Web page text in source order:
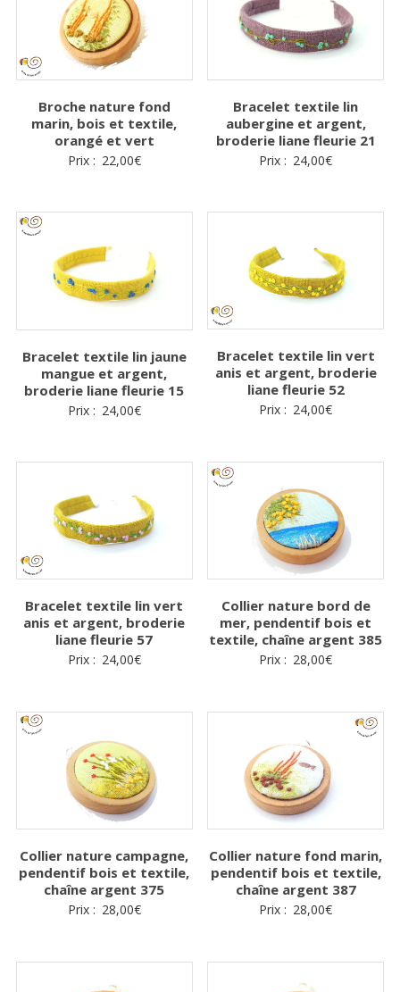
Broche nature fond
marin, bois et textile,
orangé et vert
Prix : 22,00€
Bracelet textile lin
aubergine et argent,
broderie liane fleurie 21
Prix : 24,00€
Bracelet textile lin jaune
mangue et argent,
broderie liane fleurie 15
Prix : 24,00€
Bracelet textile lin vert
anis et argent, broderie
liane fleurie 52
Prix : 24,00€
Bracelet textile lin vert
anis et argent, broderie
liane fleurie 57
Prix : 24,00€
Collier nature bord de
mer, pendentif bois et
textile, chaîne argent 385
Prix : 28,00€
Collier nature campagne,
pendentif bois et textile,
chaîne argent 375
Prix : 28,00€
Collier nature fond marin,
pendentif bois et textile,
chaîne argent 387
Prix : 28,00€